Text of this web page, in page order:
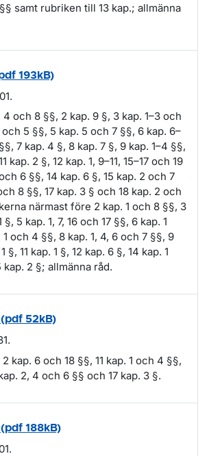
samt rubriken till 13 kap.; allmänna
193kB)
4 och 8 §§, 2 kap. 9 §, 3 kap. 1–3 och
och 5 §§, 5 kap. 5 och 7 §§, 6 kap. 6–
7 kap. 4 §, 8 kap. 7 §, 9 kap. 1–4 §§,
kap. 2 §, 12 kap. 1, 9–11, 15–17 och 19
6 §§, 14 kap. 6 §, 15 kap. 2 och 7
8 §§, 17 kap. 3 § och 18 kap. 2 och
närmast före 2 kap. 1 och 8 §§, 3
§, 5 kap. 1, 7, 16 och 17 §§, 6 kap. 1
och 4 §§, 8 kap. 1, 4, 6 och 7 §§, 9
§, 11 kap. 1 §, 12 kap. 6 §, 14 kap. 1
2 §; allmänna råd.
52kB)
kap. 6 och 18 §§, 11 kap. 1 och 4 §§,
2, 4 och 6 §§ och 17 kap. 3 §.
188kB)